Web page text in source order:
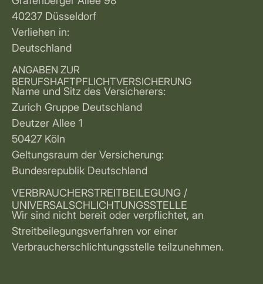
40237 Düsseldorf
Verliehen in:
Deutschland
ANGABEN ZUR
BERUFSHAFTPFLICHTVERSICHERUNG
Name und Sitz des Versicherers:
Zurich Gruppe Deutschland
Deutzer Allee 1
50427 Köln
Geltungsraum der Versicherung:
Bundesrepublik Deutschland
VERBRAUCHERSTREITBEILEGUNG /
UNIVERSALSCHLICHTUNGSSTELLE
Wir sind nicht bereit oder verpflichtet, an
Streitbeilegungsverfahren vor einer
Verbraucherschlichtungsstelle teilzunehmen.